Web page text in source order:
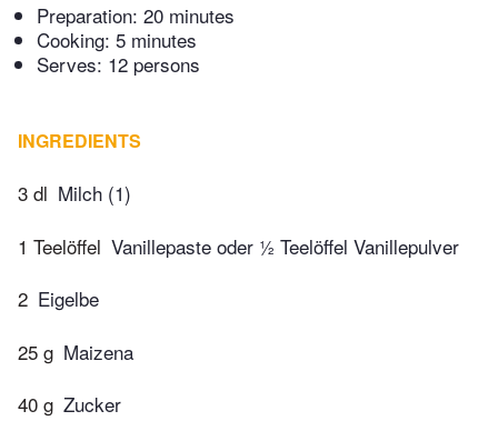
Preparation: 20 minutes
Cooking: 5 minutes
Serves: 12 persons
INGREDIENTS
3 dl Milch (1)
1 Teelöffel Vanillepaste oder ½ Teelöffel Vanillepulver
2 Eigelbe
25 g Maizena
40 g Zucker